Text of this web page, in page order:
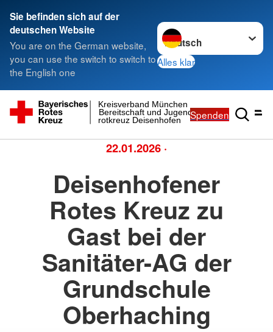
Sie befinden sich auf der
deutschen Website
You are on the German website,
you can use the switch to switch to
the English one
Sprache wechseln zu
Alles klar
rotkreuz Deisenhofen
Bereitschaft und Jugend-
Kreisverband München
Spenden
22.01.2026 ·
Deisenhofener
Rotes Kreuz zu
Gast bei der
Sanitäter-AG der
Grundschule
Oberhaching